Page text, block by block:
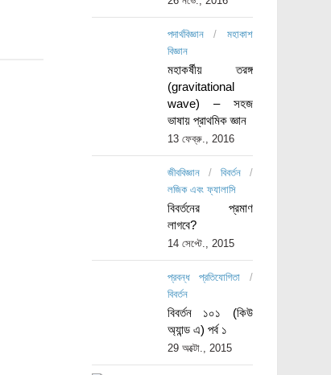
পদার্থবিজ্ঞান/ মহাকাশ
বিজ্ঞান
মহাকর্ষীয় তরঙ্গ
(gravitational
wave) – সহজ
ভাষায় প্রাথমিক জ্ঞান
13 ফেব্রু., 2016
জীববিজ্ঞান/ বিবর্তন/
লজিক এবং ফ্যালাসি
বিবর্তনের প্রমাণ
লাগবে?
14 সেপ্টে., 2015
প্রবন্ধ প্রতিযোগিতা /
বিবর্তন
বিবর্তন ১০১ (কিউ
অ্যান্ড এ) পর্ব ১
29 অক্টো., 2015